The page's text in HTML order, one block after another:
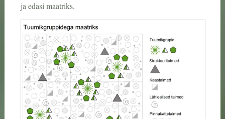
ja edasi maatriks.